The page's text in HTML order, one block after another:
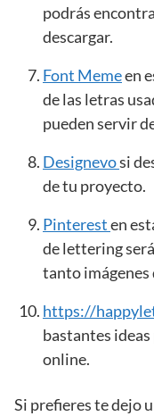
podrás
descargar.
Font Memeen
de las letras
pueden servir
Designevosi
de tu proyecto.
Pinteresten
de lettering
tanto
https://
bastantes
online.
Si prefieres te dejo